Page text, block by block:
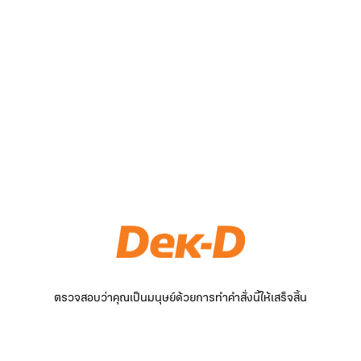
ตรวจสอบว่าคุณเป็นมนุษย์ด้วยการทำคำสั่งนี้ให้เสร็จสิ้น